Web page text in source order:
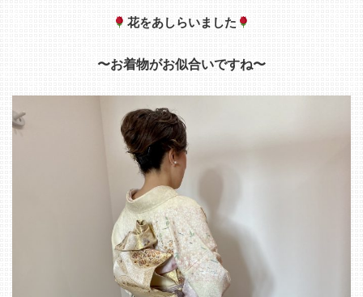
花をあしらいました
〜お着物がお似合いですね〜